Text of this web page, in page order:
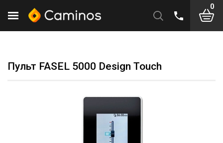
0
Пульт FASEL 5000 Design Touch